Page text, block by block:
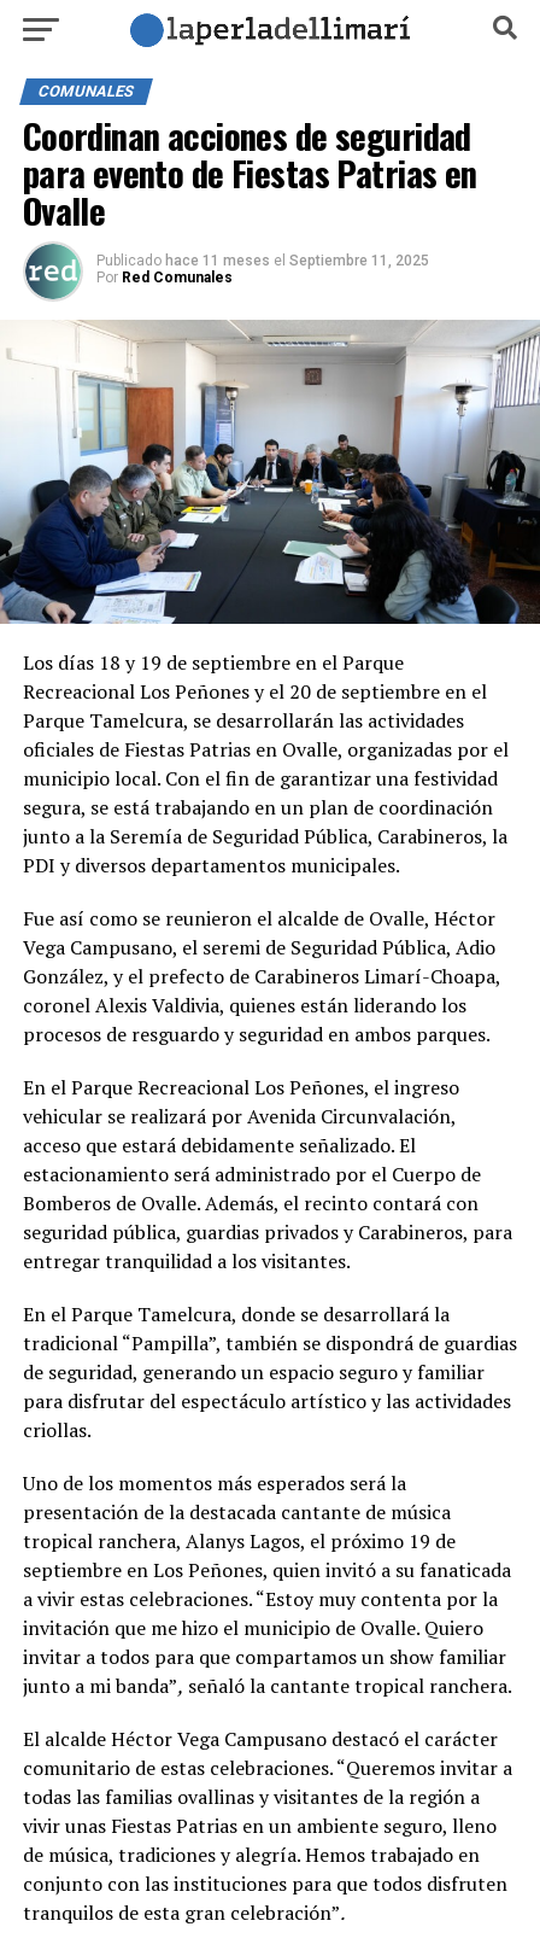
COMUNALES
Coordinan acciones de seguridad
para evento de Fiestas Patrias en
Ovalle
Publicado hace 11 meses el Septiembre 11, 2025
Por Red Comunales
Los días 18 y 19 de septiembre en el Parque
Recreacional Los Peñones y el 20 de septiembre en el
Parque Tamelcura, se desarrollarán las actividades
oficiales de Fiestas Patrias en Ovalle, organizadas por el
municipio local. Con el fin de garantizar una festividad
segura, se está trabajando en un plan de coordinación
junto a la Seremía de Seguridad Pública, Carabineros, la
PDI y diversos departamentos municipales.
Fue así como se reunieron el alcalde de Ovalle, Héctor
Vega Campusano, el seremi de Seguridad Pública, Adio
González, y el prefecto de Carabineros Limarí-Choapa,
coronel Alexis Valdivia, quienes están liderando los
procesos de resguardo y seguridad en ambos parques.
En el Parque Recreacional Los Peñones, el ingreso
vehicular se realizará por Avenida Circunvalación,
acceso que estará debidamente señalizado. El
estacionamiento será administrado por el Cuerpo de
Bomberos de Ovalle. Además, el recinto contará con
seguridad pública, guardias privados y Carabineros, para
entregar tranquilidad a los visitantes.
En el Parque Tamelcura, donde se desarrollará la
tradicional “Pampilla”, también se dispondrá de guardias
de seguridad, generando un espacio seguro y familiar
para disfrutar del espectáculo artístico y las actividades
criollas.
Uno de los momentos más esperados será la
presentación de la destacada cantante de música
tropical ranchera, Alanys Lagos, el próximo 19 de
septiembre en Los Peñones, quien invitó a su fanaticada
a vivir estas celebraciones. “Estoy muy contenta por la
invitación que me hizo el municipio de Ovalle. Quiero
invitar a todos para que compartamos un show familiar
junto a mi banda”, señaló la cantante tropical ranchera.
El alcalde Héctor Vega Campusano destacó el carácter
comunitario de estas celebraciones. “Queremos invitar a
todas las familias ovallinas y visitantes de la región a
vivir unas Fiestas Patrias en un ambiente seguro, lleno
de música, tradiciones y alegría. Hemos trabajado en
conjunto con las instituciones para que todos disfruten
tranquilos de esta gran celebración”.